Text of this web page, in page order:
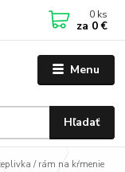
Menu
Hľadať
0 ks
za 0 €
/ rám na kŕmenie